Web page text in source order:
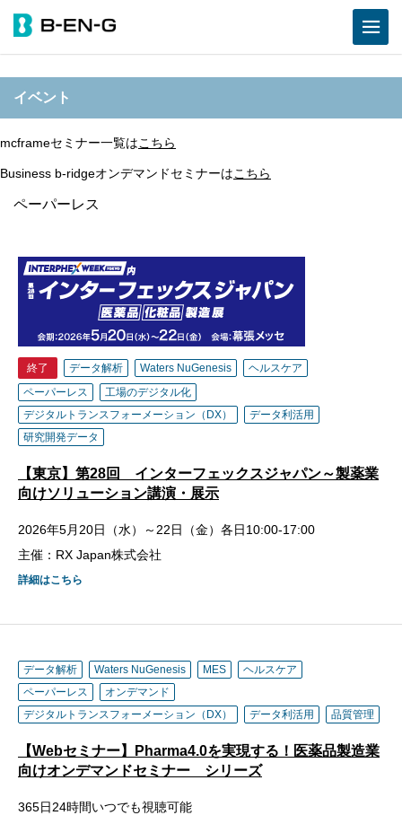
イベント
mcframeセミナー一覧はこちら
Business b-ridgeオンデマンドセミナーはこちら
ペーパーレス
終了 データ解析 Waters NuGenesis
ヘルスケア
ペーパーレス
工場のデジタル化
デジタルトランスフォーメーション（DX）
データ利活用
研究開発データ
【東京】第28回 インターフェックスジャパン～製薬業
向けソリューション講演・展示
2026年5月20日（水）～22日（金）各日10:00-17:00
主催：RX Japan株式会社
詳細はこちら
データ解析 Waters NuGenesis MES
ヘルスケア
ペーパーレス
オンデマンド
デジタルトランスフォーメーション（DX）
データ利活用 品質管理
【Webセミナー】Pharma4.0を実現する！医薬品製造業
向けオンデマンドセミナー シリーズ
365日24時間いつでも視聴可能